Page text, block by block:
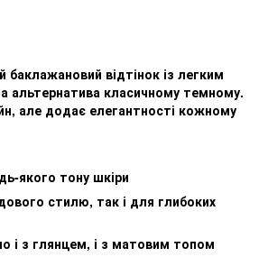
баклажановий відтінок із легким
альтернатива класичному темному.
але додає елегантності кожному
якого тону шкіри
стилю, так і для глибоких
і з глянцем, і з матовим топом